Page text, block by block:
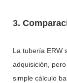
3.
La tubería ERW
adquisición,
simple cálculo